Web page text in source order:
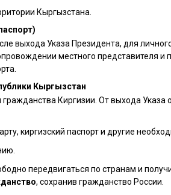
Кыргызстана.
выхода Указа Президента, для
местного представителя и
Кыргызстан
Киргизии. От выхода Указа
киргизский паспорт и другие
передвигаться по странам и
, сохранив гражданство России.